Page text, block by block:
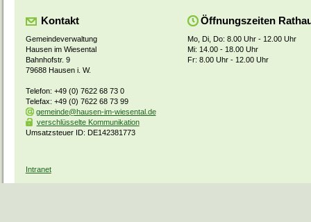
Kontakt
Gemeindeverwaltung
Hausen im Wiesental
Bahnhofstr. 9
79688 Hausen i. W.
Telefon: +49 (0) 7622 68 73 0
Telefax: +49 (0) 7622 68 73 99
gemeinde@hausen-im-wiesental.de
verschlüsselte Kommunikation
Umsatzsteuer ID: DE142381773
Öffnungszeiten
Mo, Di, Do: 8.00 Uhr - 12.00 Uhr
Mi: 14.00 - 18.00 Uhr
Fr: 8.00 Uhr - 12.00 Uhr
Intranet